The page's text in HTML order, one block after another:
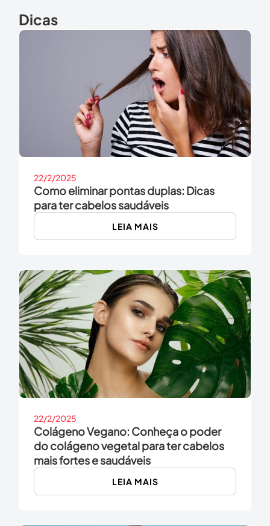
Dicas
22/2/2025
Como eliminar pontas duplas: Dicas
para ter cabelos saudáveis
LEIA MAIS
22/2/2025
Colágeno Vegano: Conheça o poder
do colágeno vegetal para ter cabelos
mais fortes e saudáveis
LEIA MAIS